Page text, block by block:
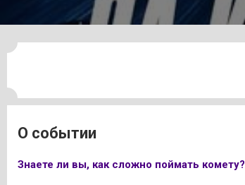
О событии
Знаете ли вы, как сложно поймать комету?